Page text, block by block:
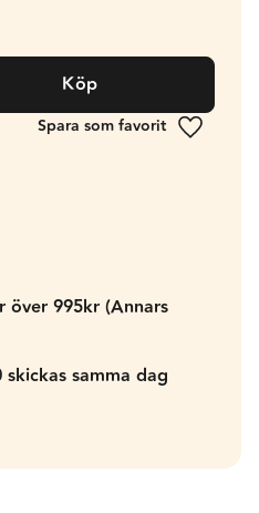
Köp
Lägg till
995kr (Annars
samma dag